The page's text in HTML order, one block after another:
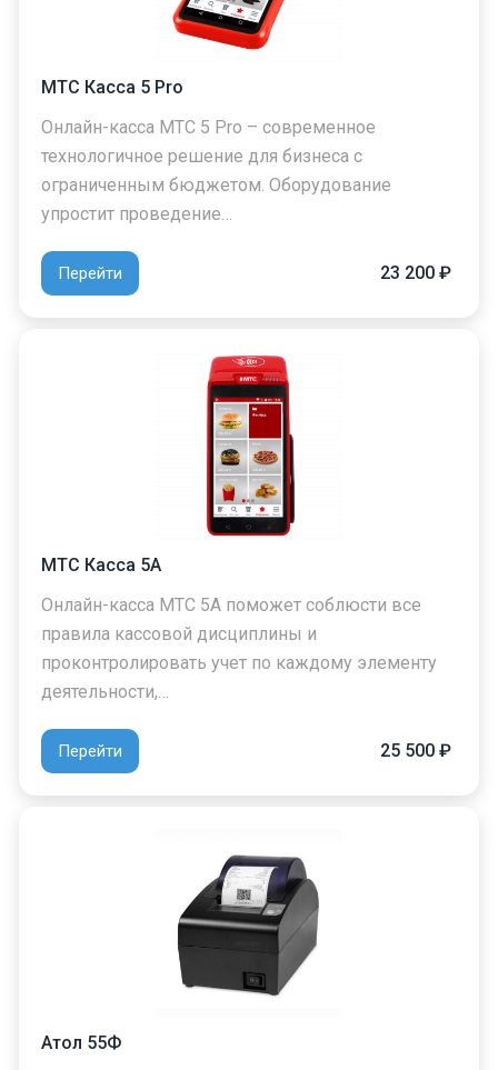
МТС Касса 5 Pro
Онлайн-касса МТС 5 Pro – современное
технологичное решение для бизнеса с
ограниченным бюджетом. Оборудование
упростит проведение…
Перейти 23 200 ₽
МТС Касса 5А
Онлайн-касса МТС 5А поможет соблюсти все
правила кассовой дисциплины и
проконтролировать учет по каждому элементу
деятельности,…
Перейти 25 500 ₽
Атол 55Ф